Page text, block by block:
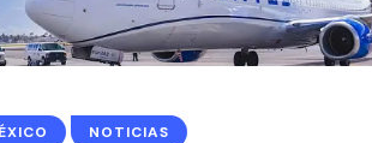
NOTICIAS